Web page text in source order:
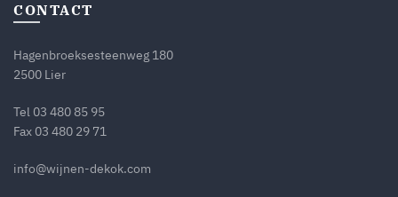
CONTACT
Hagenbroeksesteenweg 180
2500 Lier
Tel 03 480 85 95
Fax 03 480 29 71
info@wijnen-dekok.com